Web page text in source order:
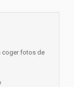
coger fotos de